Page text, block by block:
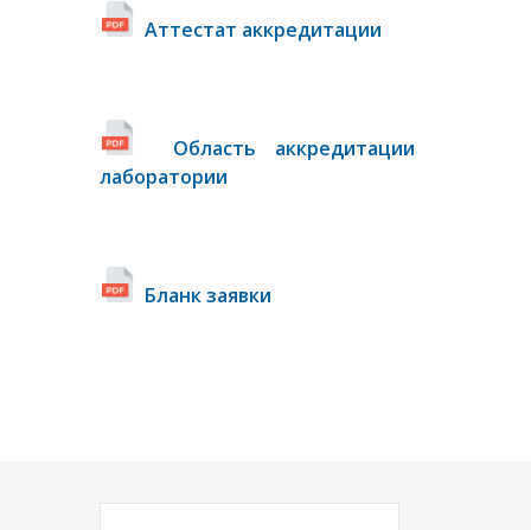
Аттестат аккредитации
Область аккредитации
лаборатории
Бланк заявки